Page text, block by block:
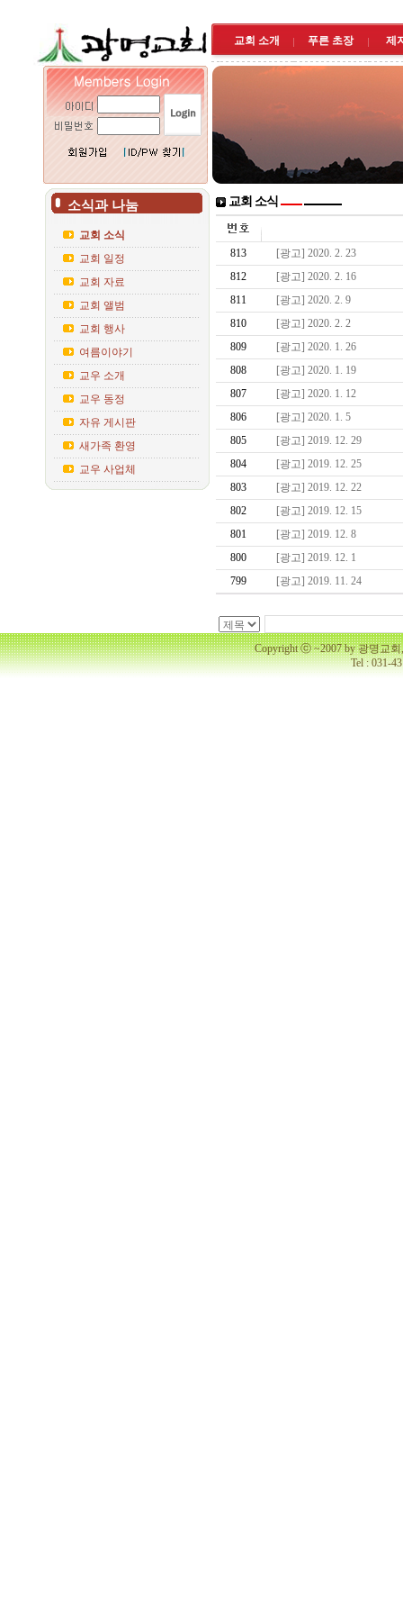
교회 소개 푸른 초장 제
소식과 나눔
교회 소식
교회 일정
교회 자료
교회 앨범
교회 행사
여름이야기
교우 소개
교우 동정
자유 게시판
새가족 환영
교우 사업체
교회 소식
813
[광고] 2020. 2. 23
812
[광고] 2020. 2. 16
811
[광고] 2020. 2. 9
810
[광고] 2020. 2. 2
809
[광고] 2020. 1. 26
808
[광고] 2020. 1. 19
807
[광고] 2020. 1. 12
806
[광고] 2020. 1. 5
805
[광고] 2019. 12. 29
804
[광고] 2019. 12. 25
803
[광고] 2019. 12. 22
802
[광고] 2019. 12. 15
801
[광고] 2019. 12. 8
800
[광고] 2019. 12. 1
799
[광고] 2019. 11. 24
Copyright ⓒ ~2007 by 광명교
Tel : 031-